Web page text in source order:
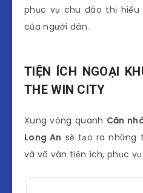
phục vụ chu đáo thị
của người dân.
TIỆN ÍCH NGOẠI
THE WIN CITY
Xung vòng quanh Căn
Long An sẽ tạo ra những
và vô vàn tiện ích, phục